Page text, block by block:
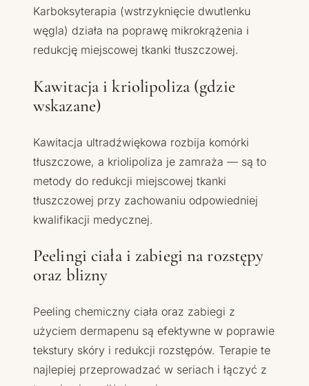
Karboksyterapia (wstrzyknięcie dwutlenku
węgla) działa na poprawę mikrokrążenia i
redukcję miejscowej tkanki tłuszczowej.
Kawitacja i kriolipoliza (gdzie
wskazane)
Kawitacja ultradźwiękowa rozbija komórki
tłuszczowe, a kriolipoliza je zamraża — są to
metody do redukcji miejscowej tkanki
tłuszczowej przy zachowaniu odpowiedniej
kwalifikacji medycznej.
Peelingi ciała i zabiegi na rozstępy
oraz blizny
Peeling chemiczny ciała oraz zabiegi z
użyciem dermapenu są efektywne w poprawie
tekstury skóry i redukcji rozstępów. Terapie te
najlepiej przeprowadzać w seriach i łączyć z